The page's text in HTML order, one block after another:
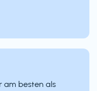
am besten als